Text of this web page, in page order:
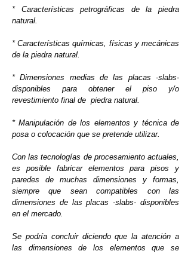
* Características petrográficas de la piedra
natural.
* Características químicas, físicas y mecánicas
de la piedra natural.
* Dimensiones medias de las placas -slabs-
disponibles para obtener el piso y/o
revestimiento final de piedra natural.
* Manipulación de los elementos y técnica de
posa o colocación que se pretende utilizar.
Con las tecnologías de procesamiento actuales,
es posible fabricar elementos para pisos y
paredes de muchas dimensiones y formas,
siempre que sean compatibles con las
dimensiones de las placas -slabs- disponibles
en el mercado.
Se podría concluir diciendo que la atención a
las dimensiones de los elementos que se